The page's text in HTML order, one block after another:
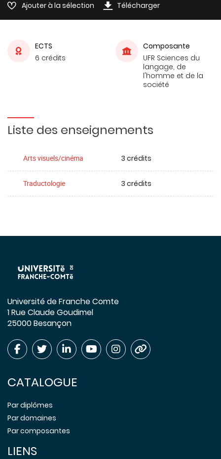
Ajouter à la sélection Télécharger
ECTS
6 crédits
Composante
UFR Sciences du
langage, de
l'homme et de la
société
Liste des enseignements
Arts visuels/cinéma 3 crédits
Traductologie 3 crédits
Université de Franche Comte
1 Rue Claude Goudimel
25000 Besançon
CATALOGUE
Par diplômes
Par domaines
Par composantes
LIENS